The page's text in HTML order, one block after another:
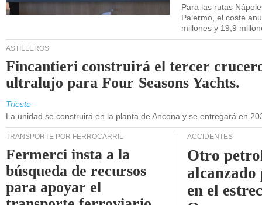
Para las rutas
Palermo, el coste
millones y 19,9
ASTILLEROS
Fincantieri construirá el tercer
ultralujo para Four Seasons Yachts.
Trieste
La unidad se construirá en la planta de Ancona y se entregará en
TRANSPORTE POR FERROCARRIL
Fermerci insta a la
búsqueda de recursos
para apoyar el
ACCIDENTES
Otro
en el